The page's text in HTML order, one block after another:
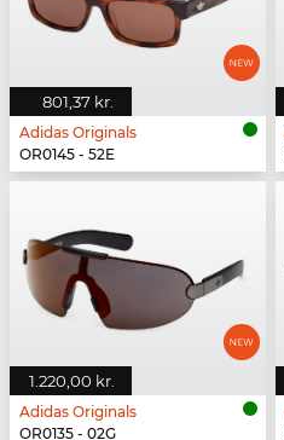
801,37 kr.
Adidas Originals
OR0145 - 52E
1.220,00 kr.
Adidas Originals
OR0135 - 02G